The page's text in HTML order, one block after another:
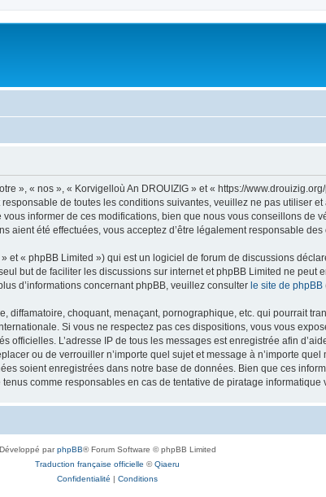
», « nos », « Korvigelloù An DROUIZIG » et « https://
de toutes les conditions suivantes, veuillez ne pas utiliser
informer de ces modifications, bien que nous vous conseillons de
aient été effectuées, vous acceptez d’être légalement responsable
« phpBB Limited ») qui est un logiciel de forum de discussions
but de faciliter les discussions sur internet et phpBB Limited ne peut
d’informations concernant phpBB, veuillez consulter le site de phpBB
diffamatoire, choquant, menaçant, pornographique, etc. qui pourrait
Si vous ne respectez pas ces dispositions, vous vous
officielles. L’adresse IP de tous les messages est enregistrée afin
ou de verrouiller n’importe quel sujet et message à n’importe
soient enregistrées dans notre base de données. Bien que ces
comme responsables en cas de tentative de piratage informatique
Développé parphpBB® Forum Software © phpBB Limited
Traduction française officielle ©Qiaeru
Confidentialité | Conditions